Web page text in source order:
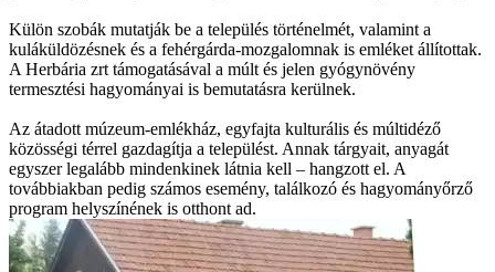
Külön szobák mutatják be a település történelmét, valamint a
kuláküldözésnek és a fehérgárda-mozgalomnak is emléket állítottak.
A Herbária zrt támogatásával a múlt és jelen gyógynövény
termesztési hagyományai is bemutatásra kerülnek.
Az átadott múzeum-emlékház, egyfajta kulturális és múltidéző
közösségi térrel gazdagítja a települést. Annak tárgyait, anyagát
egyszer legalább mindenkinek látnia kell – hangzott el. A
továbbiakban pedig számos esemény, találkozó és hagyományőrző
program helyszínének is otthont ad.